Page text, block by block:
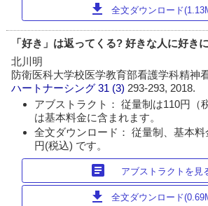
download 全文ダウンロード
「好き」は返ってくる? 好きな人に好き
北川明
防衛医科大学校医学教育部看護学科精神
ハートナーシング 31 (3) 293-293, 2018.
アブストラクト： 従量制は110円（
は基本料金に含まれます。
全文ダウンロード： 従量制、基本
円(税込) です。
article アブストラクトを見
download 全文ダウンロード